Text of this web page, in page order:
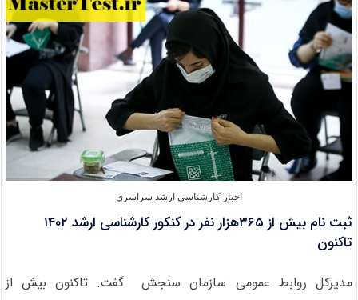
کارشناسی
ارشد
۱۴۰۲
اخبار کارشناسی ارشد سراسری
ثبت نام بیش از ۳۶۵هزار نفر در کنکور کارشناسی ارشد ۱۴۰۲
تاکنون
مدیرکل روابط عمومی سازمان سنجش گفت: تاکنون بیش از